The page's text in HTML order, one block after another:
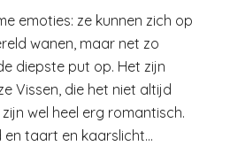
emoties: ze kunnen zich op
wanen, maar net zo
diepste put op. Het zijn
Vissen, die het niet altijd
wel heel erg romantisch.
en taart en kaarslicht…